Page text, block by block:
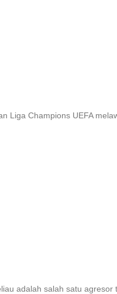
Liga Champions UEFA
adalah salah satu agresor